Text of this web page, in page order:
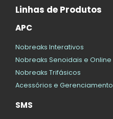
Linhas de Produtos
APC
Nobreaks Interativos
Nobreaks Senoidais e Online
Nobreaks Trifásicos
Acessórios e Gerenciamento
SMS